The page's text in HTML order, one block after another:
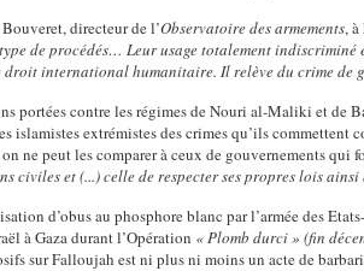
directeur de l’Observatoire des armements, à
de procédés… Leur usage totalement
droit international humanitaire. Il relève du crime de
portées contre les régimes de Nouri al-Maliki et de
islamistes extrémistes des crimes qu’ils
ne peut les comparer à ceux de gouvernements qui
civiles et (...) celle de respecter ses propres lois
d’obus au phosphore blanc par l’armée des
à Gaza durant l’Opération « Plomb durci » (fin
sur Falloujah est ni plus ni moins un acte de